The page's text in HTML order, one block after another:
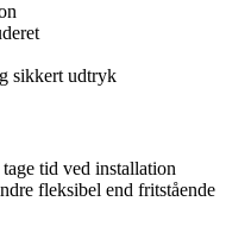
sikkert udtryk
tid ved installation
fleksibel end fritstående